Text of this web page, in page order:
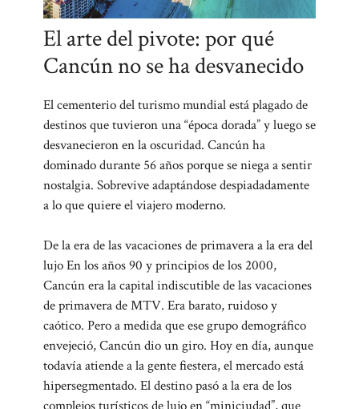
El arte del pivote: por qué
Cancún no se ha desvanecido
El cementerio del turismo mundial está plagado de
destinos que tuvieron una “época dorada” y luego se
desvanecieron en la oscuridad. Cancún ha
dominado durante 56 años porque se niega a sentir
nostalgia. Sobrevive adaptándose despiadadamente
a lo que quiere el viajero moderno.
De la era de las vacaciones de primavera a la era del
lujo En los años 90 y principios de los 2000,
Cancún era la capital indiscutible de las vacaciones
de primavera de MTV. Era barato, ruidoso y
caótico. Pero a medida que ese grupo demográfico
envejeció, Cancún dio un giro. Hoy en día, aunque
todavía atiende a la gente fiestera, el mercado está
hipersegmentado. El destino pasó a la era de los